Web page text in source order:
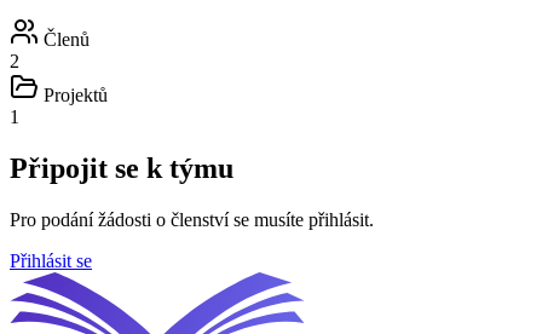
Členů
2
Projektů
1
Připojit se k týmu
Pro podání žádosti o členství se musíte přihlásit.
Přihlásit se